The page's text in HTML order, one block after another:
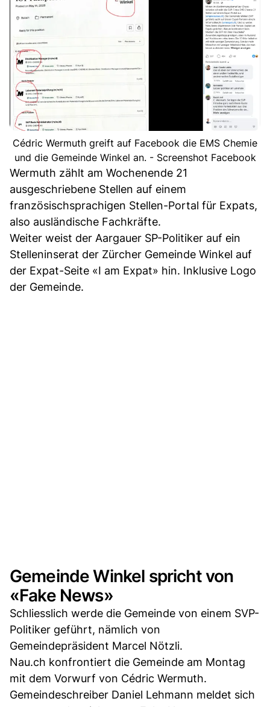
Cédric Wermuth greift auf Facebook die EMS Chemie
und die Gemeinde Winkel an. - Screenshot Facebook
Wermuth zählt am Wochenende 21
ausgeschriebene Stellen auf einem
französischsprachigen Stellen-Portal für Expats,
also ausländische Fachkräfte.
Weiter weist der Aargauer SP-Politiker auf ein
Stelleninserat der Zürcher Gemeinde Winkel auf
der Expat-Seite «I am Expat» hin. Inklusive Logo
der Gemeinde.
Gemeinde Winkel spricht von
«Fake News»
Schliesslich werde die Gemeinde von einem SVP-
Politiker geführt, nämlich von
Gemeindepräsident Marcel Nötzli.
Nau.ch konfrontiert die Gemeinde am Montag
mit dem Vorwurf von Cédric Wermuth.
Gemeindeschreiber Daniel Lehmann meldet sich